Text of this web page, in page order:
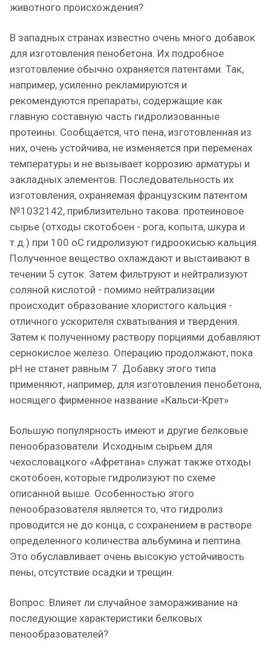
животного происхождения?
В западных странах известно очень много добавок
для изготовления пенобетона. Их подробное
изготовление обычно охраняется патентами. Так,
например, усиленно рекламируются и
рекомендуются препараты, содержащие как
главную составную часть гидролизованные
протеины. Сообщается, что пена, изготовленная из
них, очень устойчива, не изменяется при переменах
температуры и не вызывает коррозию арматуры и
закладных элементов. Последовательность их
изготовления, охраняемая французским патентом
№1032142, приблизительно такова: протеиновое
сырье (отходы скотобоен - рога, копыта, шкура и
т.д.) при 100 оС гидролизуют гидроокисью кальция.
Полученное вещество охлаждают и выстаивают в
течении 5 суток. Затем фильтруют и нейтрализуют
соляной кислотой - помимо нейтрализации
происходит образование хлористого кальция -
отличного ускорителя схватывания и твердения.
Затем к полученному раствору порциями добавляют
сернокислое железо. Операцию продолжают, пока
рН не станет равным 7. Добавку этого типа
применяют, например, для изготовления пенобетона,
носящего фирменное название «Кальси-Крет»
Большую популярность имеют и другие белковые
пенообразователи. Исходным сырьем для
чехословацкого «Афретана» служат также отходы
скотобоен, которые гидролизуют по схеме
описанной выше. Особенностью этого
пенообразователя является то, что гидролиз
проводится не до конца, с сохранением в растворе
определенного количества альбумина и пептина.
Это обуславливает очень высокую устойчивость
пены, отсутствие осадки и трещин.
Вопрос: Влияет ли случайное замораживание на
последующие характеристики белковых
пенообразователей?